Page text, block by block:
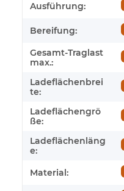
Ausführung:
Bereifung:
Gesamt-Traglast
max.:
Ladeflächenbrei
te:
Ladeflächengrö
ße:
Ladeflächenläng
e:
Material: